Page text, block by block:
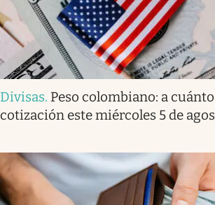
Divisas. Peso colombiano: a
cotización este miércoles 5 de